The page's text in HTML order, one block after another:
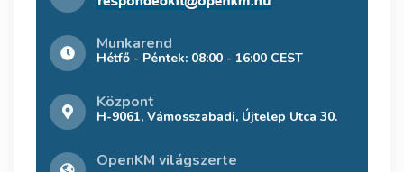
Munkarend
Hétfő - Péntek: 08:00 - 16:00 CEST
Központ
H-9061, Vámosszabadi, Újtelep Utca 30.
OpenKM világszerte